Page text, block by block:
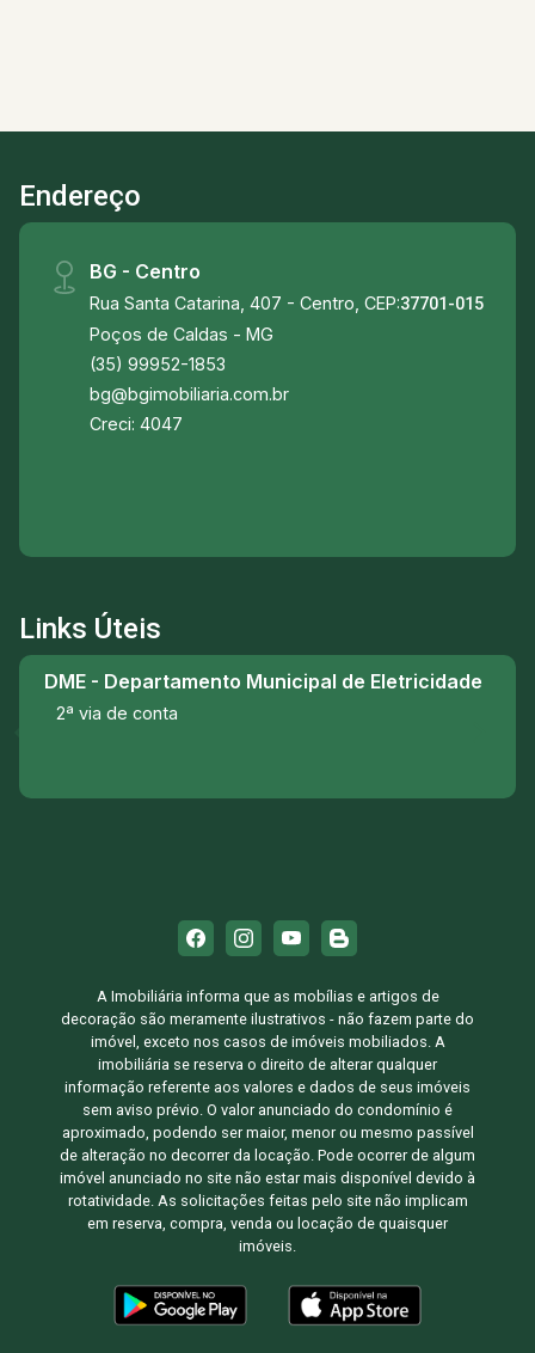
Endereço
BG - Centro
Rua Santa Catarina, 407 - Centro, CEP:37701-015
Poços de Caldas - MG
(35) 99952-1853
bg@bgimobiliaria.com.br
Creci: 4047
Links Úteis
DME - Departamento Municipal de Eletricidade
2ª via de conta
A Imobiliária informa que as mobílias e artigos de
decoração são meramente ilustrativos - não fazem parte do
imóvel, exceto nos casos de imóveis mobiliados. A
imobiliária se reserva o direito de alterar qualquer
informação referente aos valores e dados de seus imóveis
sem aviso prévio. O valor anunciado do condomínio é
aproximado, podendo ser maior, menor ou mesmo passível
de alteração no decorrer da locação. Pode ocorrer de algum
imóvel anunciado no site não estar mais disponível devido à
rotatividade. As solicitações feitas pelo site não implicam
em reserva, compra, venda ou locação de quaisquer
imóveis.